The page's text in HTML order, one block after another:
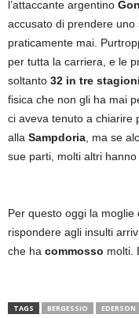
l’attaccante argentino
accusato di prendere
praticamente mai.
per tutta la carriera, e le
soltanto 32 in tre stagioni
fisica che non gli ha mai
ci aveva tenuto a chiarire
alla Sampdoria , ma se
sue parti, molti altri
Per questo oggi la moglie
rispondere agli insulti
che ha commosso molti.
TAGS BERGESSIO EDERSON